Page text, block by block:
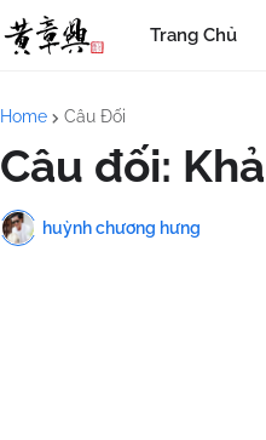
Trang Chủ
Home Câu Đối
Câu đối:
huỳnh chương hưng